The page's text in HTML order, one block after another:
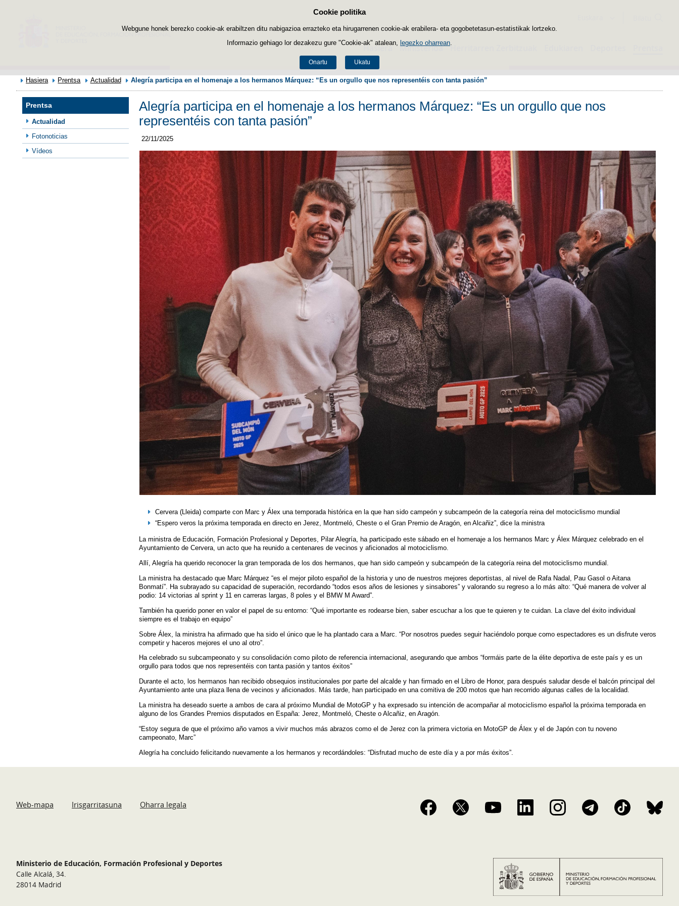
Cookie politika
Webgune honek berezko cookie-ak erabiltzen ditu nabigazioa errazteko eta hirugarrenen cookie-ak erabilera- eta gogobetetasun-estatistikak lortzeko.
Informazio gehiago lor dezakezu gure "Cookie-ak" atalean, legezko oharrean
Onartu Ukatu
Edukira salto egin
Hasiera Ministerioa Herritarren Zerbitzuak
Hasiera Prentsa Actualidad Alegría participa en el homenaje a los hermanos Márquez: “Es un orgullo que nos representéis con tanta pasión”
Prentsa
Actualidad
Fotonoticias
Vídeos
Alegría participa en el homenaje a los hermanos Márquez: “Es un orgullo que nos
representéis con tanta pasión”
22/11/2025
Cervera (Lleida) comparte con Marc y Álex una temporada histórica en la que han sido campeón y subcampeón de la categoría reina del motociclismo mundial
“Espero veros la próxima temporada en directo en Jerez, Montmeló, Cheste o el Gran Premio de Aragón, en Alcañiz”, dice la ministra
La ministra de Educación, Formación Profesional y Deportes, Pilar Alegría, ha participado este sábado en el homenaje a los hermanos Marc y Álex Márquez celebrado en el
Ayuntamiento de Cervera, un acto que ha reunido a centenares de vecinos y aficionados al motociclismo.
Allí, Alegría ha querido reconocer la gran temporada de los dos hermanos, que han sido campeón y subcampeón de la categoría reina del motociclismo mundial.
La ministra ha destacado que Marc Márquez “es el mejor piloto español de la historia y uno de nuestros mejores deportistas, al nivel de Rafa Nadal, Pau Gasol o Aitana
Bonmatí”. Ha subrayado su capacidad de superación, recordando “todos esos años de lesiones y sinsabores” y valorando su regreso a lo más alto: “Qué manera de volver al
podio: 14 victorias al sprint y 11 en carreras largas, 8 poles y el BMW M Award”.
También ha querido poner en valor el papel de su entorno: “Qué importante es rodearse bien, saber escuchar a los que te quieren y te cuidan. La clave del éxito individual
siempre es el trabajo en equipo”
Sobre Álex, la ministra ha afirmado que ha sido el único que le ha plantado cara a Marc. “Por nosotros puedes seguir haciéndolo porque como espectadores es un disfrute veros
competir y haceros mejores el uno al otro”.
Ha celebrado su subcampeonato y su consolidación como piloto de referencia internacional, asegurando que ambos “formáis parte de la élite deportiva de este país y es un
orgullo para todos que nos representéis con tanta pasión y tantos éxitos”
Durante el acto, los hermanos han recibido obsequios institucionales por parte del alcalde y han firmado en el Libro de Honor, para después saludar desde el balcón principal del
Ayuntamiento ante una plaza llena de vecinos y aficionados. Más tarde, han participado en una comitiva de 200 motos que han recorrido algunas calles de la localidad.
La ministra ha deseado suerte a ambos de cara al próximo Mundial de MotoGP y ha expresado su intención de acompañar al motociclismo español la próxima temporada en
alguno de los Grandes Premios disputados en España: Jerez, Montmeló, Cheste o Alcañiz, en Aragón.
“Estoy segura de que el próximo año vamos a vivir muchos más abrazos como el de Jerez con la primera victoria en MotoGP de Álex y el de Japón con tu noveno
campeonato, Marc”
Alegría ha concluido felicitando nuevamente a los hermanos y recordándoles: “Disfrutad mucho de este día y a por más éxitos”.
Web-mapa Irisgarritasuna Oharra legala
Ministerio de Educación, Formación Profesional y Deportes
Calle Alcalá, 34.
28014 Madrid